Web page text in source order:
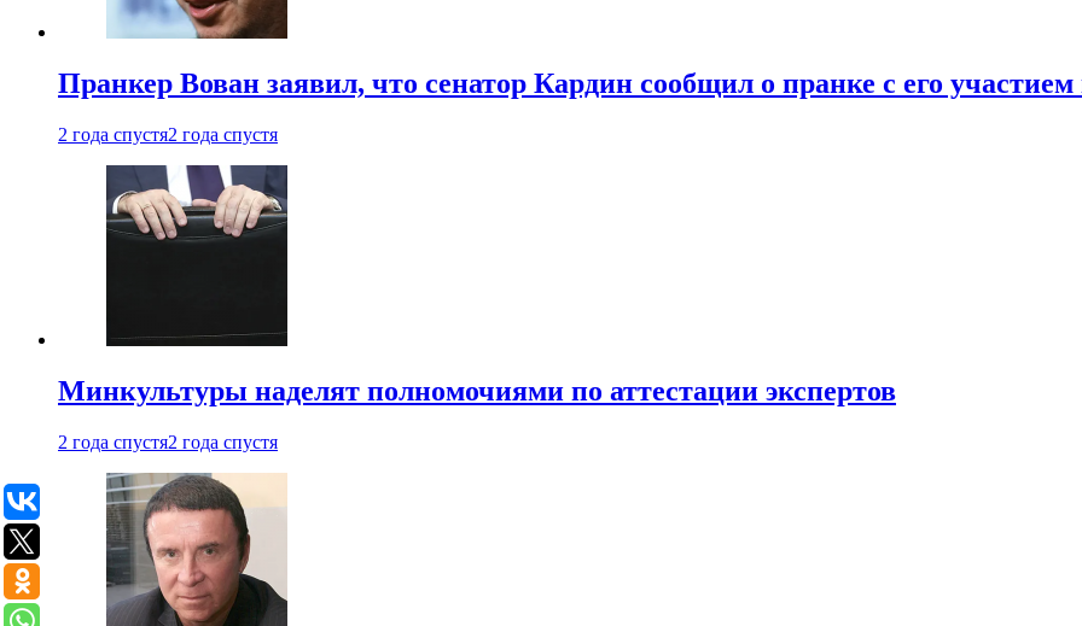
Пранкер Вован заявил, что сенатор Кардин сообщил о пранке с его
2 года спустя2 года спустя
Минкультуры наделят полномочиями по аттестации экспертов
2 года спустя2 года спустя